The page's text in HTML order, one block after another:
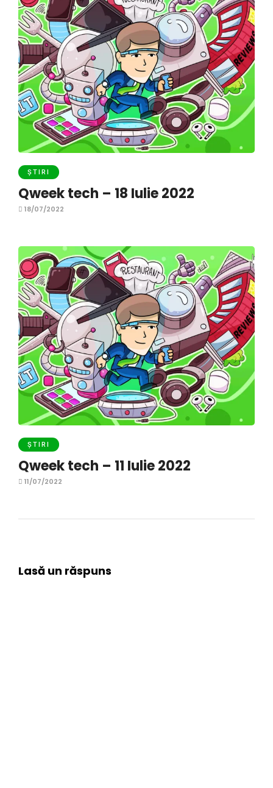
ȘTIRI
Qweek tech – 18 Iulie 2022
18/07/2022
ȘTIRI
Qweek tech – 11 Iulie 2022
11/07/2022
Lasă un răspuns